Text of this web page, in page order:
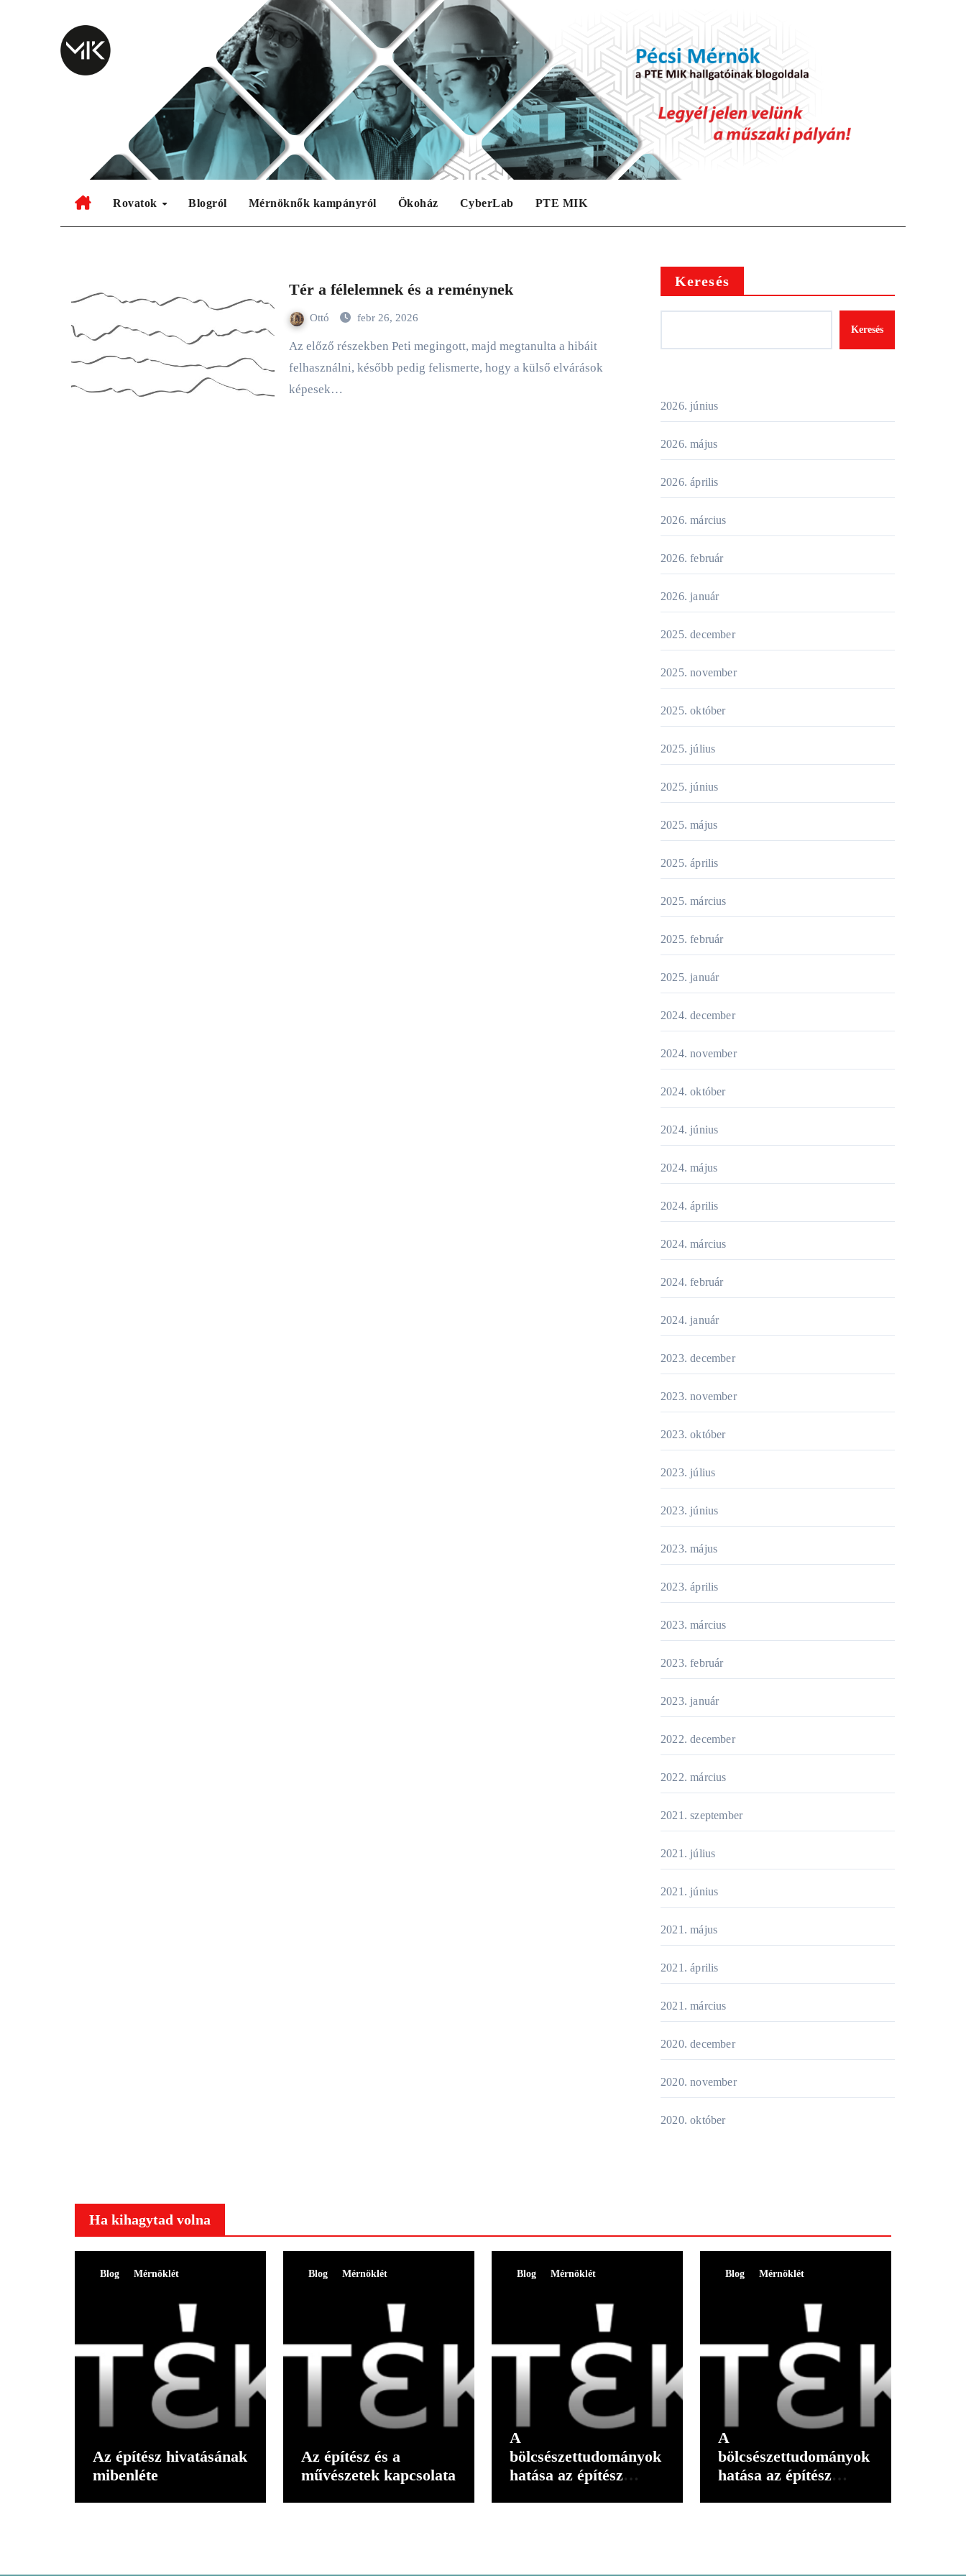
Rovatok Blogról Mérnöknők kampányról Ökoház CyberLab PTE MIK
Tér a félelemnek és a reménynek
Ottó febr 26, 2026
Az előző részekben Peti megingott, majd megtanulta a hibáit
felhasználni, később pedig felismerte, hogy a külső elvárások
képesek…
Keresés
Keresés
2026. június
2026. május
2026. április
2026. március
2026. február
2026. január
2025. december
2025. november
2025. október
2025. július
2025. június
2025. május
2025. április
2025. március
2025. február
2025. január
2024. december
2024. november
2024. október
2024. június
2024. május
2024. április
2024. március
2024. február
2024. január
2023. december
2023. november
2023. október
2023. július
2023. június
2023. május
2023. április
2023. március
2023. február
2023. január
2022. december
2022. március
2021. szeptember
2021. július
2021. június
2021. május
2021. április
2021. március
2020. december
2020. november
2020. október
Ha kihagytad volna
Blog Mérnöklét
Az építész hivatásának
mibenléte
Blog Mérnöklét
Az építész és a
művészetek kapcsolata
Blog Mérnöklét
A
bölcsészettudományok
hatása az építész
Blog Mérnöklét
A
bölcsészettudományok
hatása az építész